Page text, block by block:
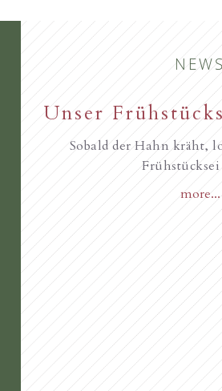
Familie
unseren
Unser
Sobald der Hahn kräht,
more...
New starting in
Novità